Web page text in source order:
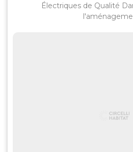
Électriques de Qualité